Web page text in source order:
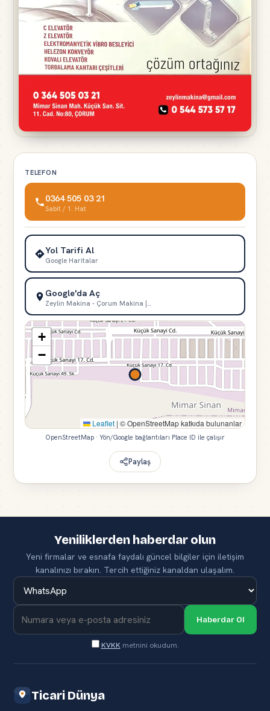
TELEFON
0364 505 03 21
Sabit / 1. Hat
Yol Tarifi Al
Google Haritalar
Google'da Aç
Zeylin Makina - Çorum Makina |…
+
−
Leaflet | © OpenStreetMap katkıda bulunanlar
OpenStreetMap · Yön/Google bağlantıları Place ID ile çalışır
Paylaş
Yeniliklerden haberdar olun
Yeni firmalar ve esnafa faydalı güncel bilgiler için iletişim
kanalınızı bırakın. Tercih ettiğiniz kanaldan ulaşalım.
Haberdar Ol
KVKK metnini okudum.
Ticari Dünya